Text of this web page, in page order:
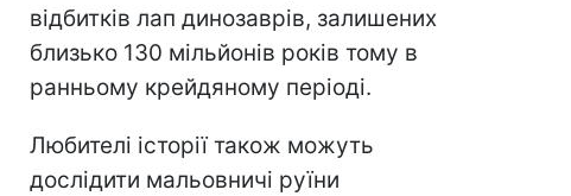
відбитків лап динозаврів, залишених
близько 130 мільйонів років тому в
ранньому крейдяному періоді.
Любителі історії також можуть
дослідити мальовничі руїни